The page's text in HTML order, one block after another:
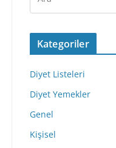
Kategoriler
Diyet Listeleri
Diyet Yemekler
Genel
Kişisel